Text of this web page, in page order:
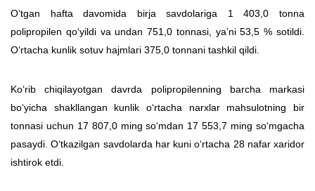
O‘tgan hafta davomida birja savdolariga 1 403,0 tonna
polipropilen qo‘yildi va undan 751,0 tonnasi, ya’ni 53,5 % sotildi.
O‘rtacha kunlik sotuv hajmlari 375,0 tonnani tashkil qildi.
Ko‘rib chiqilayotgan davrda polipropilenning barcha markasi
bo‘yicha shakllangan kunlik o‘rtacha narxlar mahsulotning bir
tonnasi uchun 17 807,0 ming so‘mdan 17 553,7 ming so‘mgacha
pasaydi. O‘tkazilgan savdolarda har kuni o‘rtacha 28 nafar xaridor
ishtirok etdi.